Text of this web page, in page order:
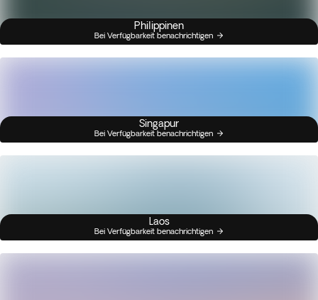
Philippinen
Bei Verfügbarkeit benachrichtigen
Singapur
Bei Verfügbarkeit benachrichtigen
Laos
Bei Verfügbarkeit benachrichtigen